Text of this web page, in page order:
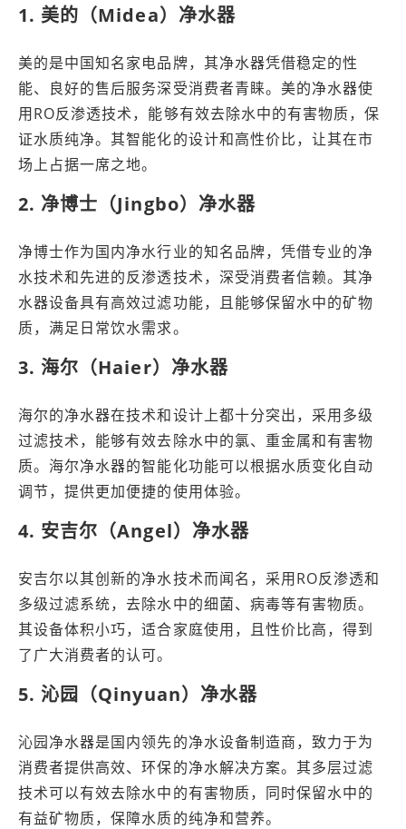
1. 美的（Midea）净水器
美的是中国知名家电品牌，其净水器凭借稳定的性
能、良好的售后服务深受消费者青睐。美的净水器使
用RO反渗透技术，能够有效去除水中的有害物质，保
证水质纯净。其智能化的设计和高性价比，让其在市
场上占据一席之地。
2. 净博士（Jingbo）净水器
净博士作为国内净水行业的知名品牌，凭借专业的净
水技术和先进的反渗透技术，深受消费者信赖。其净
水器设备具有高效过滤功能，且能够保留水中的矿物
质，满足日常饮水需求。
3. 海尔（Haier）净水器
海尔的净水器在技术和设计上都十分突出，采用多级
过滤技术，能够有效去除水中的氯、重金属和有害物
质。海尔净水器的智能化功能可以根据水质变化自动
调节，提供更加便捷的使用体验。
4. 安吉尔（Angel）净水器
安吉尔以其创新的净水技术而闻名，采用RO反渗透和
多级过滤系统，去除水中的细菌、病毒等有害物质。
其设备体积小巧，适合家庭使用，且性价比高，得到
了广大消费者的认可。
5. 沁园（Qinyuan）净水器
沁园净水器是国内领先的净水设备制造商，致力于为
消费者提供高效、环保的净水解决方案。其多层过滤
技术可以有效去除水中的有害物质，同时保留水中的
有益矿物质，保障水质的纯净和营养。